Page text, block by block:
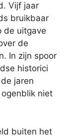
Vijf jaar
bruikbaar
de uitgave
de
In zijn spoor
historici
jaren
niet
buiten het